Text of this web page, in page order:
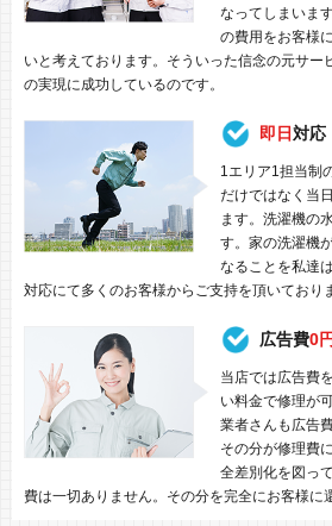
なってしまいま
の費用をお客様
いと考えております。そういった信念の元サー
の実現に成功しているのです。
即日対応
1エリア1担当制
だけではなく当
ます。洗濯機の
す。家の洗濯機
なることを私達
対応にて多くのお客様からご支持を頂いており
広告費0円
当店では広告費
い料金で修理が
業者さんも広告
その分が修理費
全差別化を図っ
費は一切ありません。その分を完全にお客様に